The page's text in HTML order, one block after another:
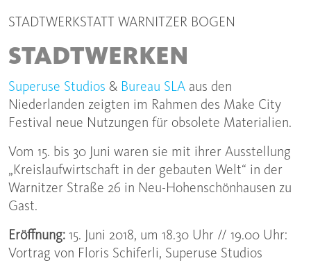
STADTWERKSTATT WARNITZER BOGEN
STADTWERKEN
Superuse Studios & Bureau SLA aus den
Niederlanden zeigten im Rahmen des Make City
Festival neue Nutzungen für obsolete Materialien.
Vom 15. bis 30 Juni waren sie mit ihrer Ausstellung
„Kreislaufwirtschaft in der gebauten Welt“ in der
Warnitzer Straße 26 in Neu-Hohenschönhausen zu
Gast.
Eröffnung: 15. Juni 2018, um 18.30 Uhr // 19.00 Uhr:
Vortrag von Floris Schiferli, Superuse Studios